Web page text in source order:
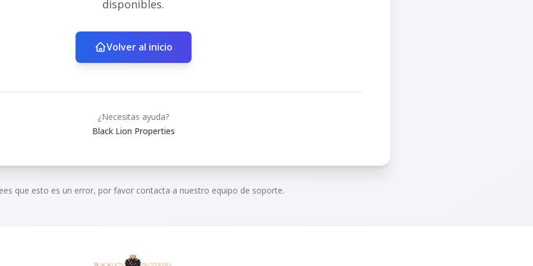
disponibles.
Volver al inicio
¿Necesitas ayuda?
Black Lion Properties
que esto es un error, por favor contacta a nuestro equipo de soporte.